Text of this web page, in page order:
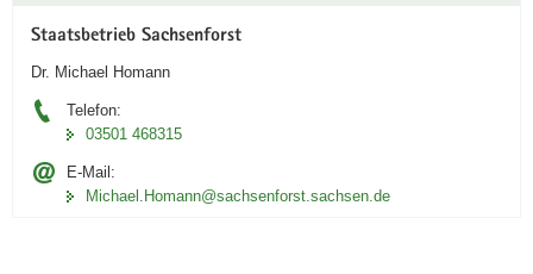
Bis
Wiederholungskartierung
der
WBK2
dokumentierte
Staatsbetrieb Sachsenforst
Dr. Michael Homann
Telefon:
03501 468315
E-Mail:
Michael.Homann@sachsenforst.sachsen.de